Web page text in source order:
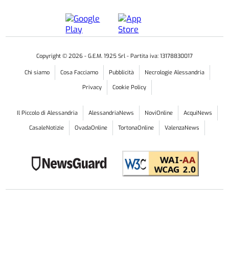
Copyright © 2026 - G.E.M. 1925 Srl - Partita iva: 13178830017
Chi siamo Cosa Facciamo Pubblicità
Necrologie Alessandria
Privacy
Cookie Policy
Il Piccolo di Alessandria AlessandriaNews NoviOnline
AcquiNews
CasaleNotizie
OvadaOnline TortonaOnline ValenzaNews